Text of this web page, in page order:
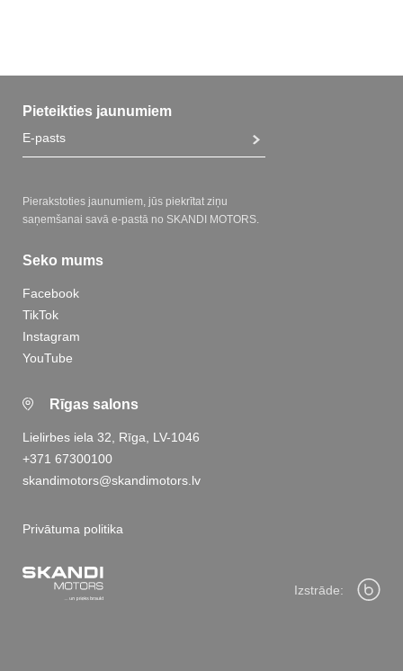
Pieteikties jaunumiem
Pierakstoties jaunumiem, jūs piekrītat ziņu
saņemšanai savā e-pastā no SKANDI MOTORS.
Seko mums
Facebook
TikTok
Instagram
YouTube
Rīgas salons
Lielirbes iela 32, Rīga, LV-1046
+371 67300100
skandimotors@skandimotors.lv
Privātuma politika
Izstrāde: